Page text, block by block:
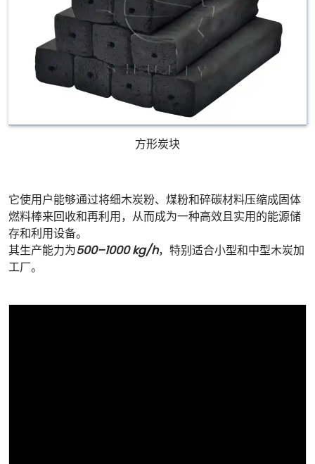
方形炭块
它使用户能够通过将细木炭粉、煤粉和碎碳材料压缩成固体
燃料棒来回收和再利用，从而成为一种高效且实用的能源储
存和利用设备。
其生产能力为500–1000 kg/h，特别适合小型和中型木炭加
工厂。